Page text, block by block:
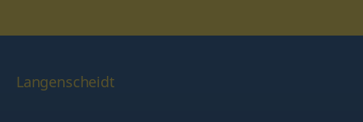
Langenscheidt